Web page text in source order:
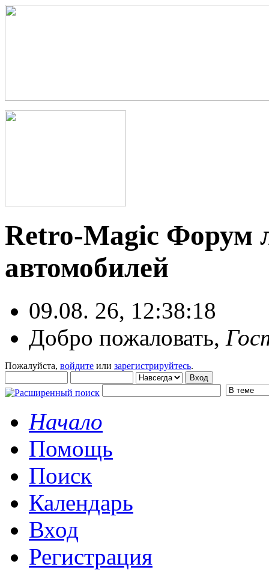
Retro-Magic Форум
автомобилей
09.08. 26, 12:38:18
Добро пожаловать,
Пожалуйста, войдите или зарегистрируйтесь.
Начало
Помощь
Поиск
Календарь
Вход
Регистрация